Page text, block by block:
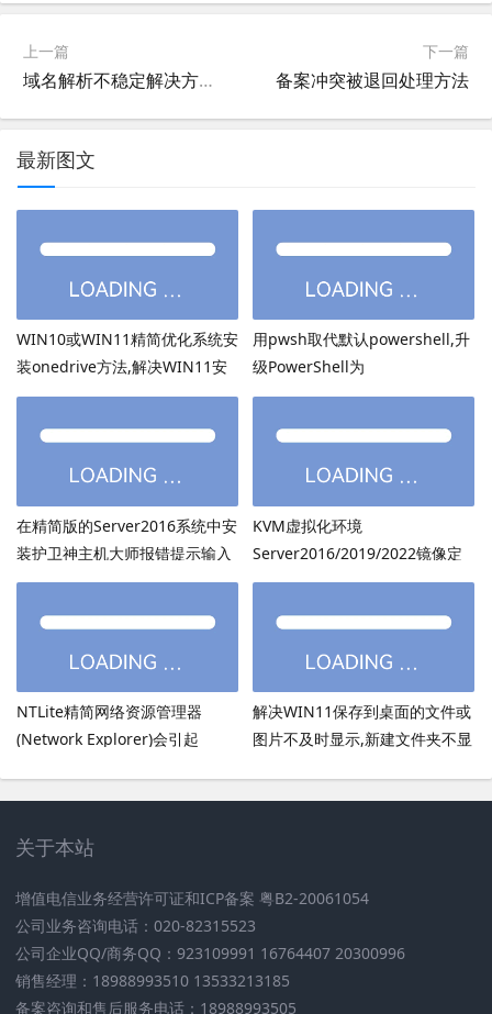
上一篇
域名解析不稳定解决方法和处理教程 [新网域名DNS解析不了,新网域名打开空白]
下一篇
备案冲突被退回处理方法
最新图文
WIN10或WIN11精简优化系统安
装onedrive方法,解决WIN11安
装onedrive后无法打开
用pwsh取代默认powershell,升
级PowerShell为
PowerShell7.6.3等高版本
在精简版的Server2016系统中安
装护卫神主机大师报错提示输入
的密码超过了14个字符
KVM虚拟化环境
Server2016/2019/2022镜像定
制：用DISM离线注入virtio驱动
NTLite精简网络资源管理器
(Network Explorer)会引起
解决WIN11保存到桌面的文件或
图片不及时显示,新建文件夹不显
关于本站
增值电信业务经营许可证和ICP备案 粤B2-20061054
公司业务咨询电话：020-82315523
公司企业QQ/商务QQ：923109991 16764407 20300996
销售经理：18988993510 13533213185
备案咨询和售后服务电话：18988993505